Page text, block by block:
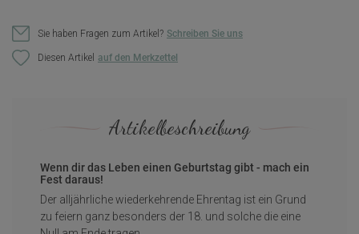
Sie haben Fragen zum Artikel? Schreiben Sie uns
Diesen Artikel
Artikelbeschreibung
Wenn dir das Leben einen Geburtstag gibt - mach ein
Fest daraus!
Der alljährliche wiederkehrende Ehrentag ist ein Grund
zu feiern ganz besonders der 18. und solche die eine